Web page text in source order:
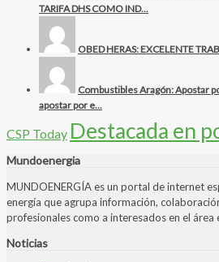
TARIFA DHS COMO IND...
OBED HERAS: EXCELENTE
Combustibles Aragón: Apostar
apostar por e...
CSP Today Destacada en
Mundoenergia
MUNDOENERGÍA es un portal de internet
energía que agrupa información,
profesionales como a interesados en el área
Noticias